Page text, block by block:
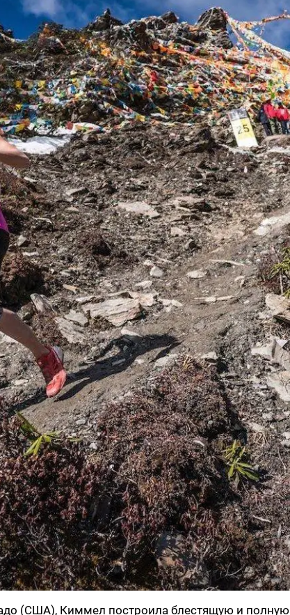
(США), Киммел построила блестящую и полную